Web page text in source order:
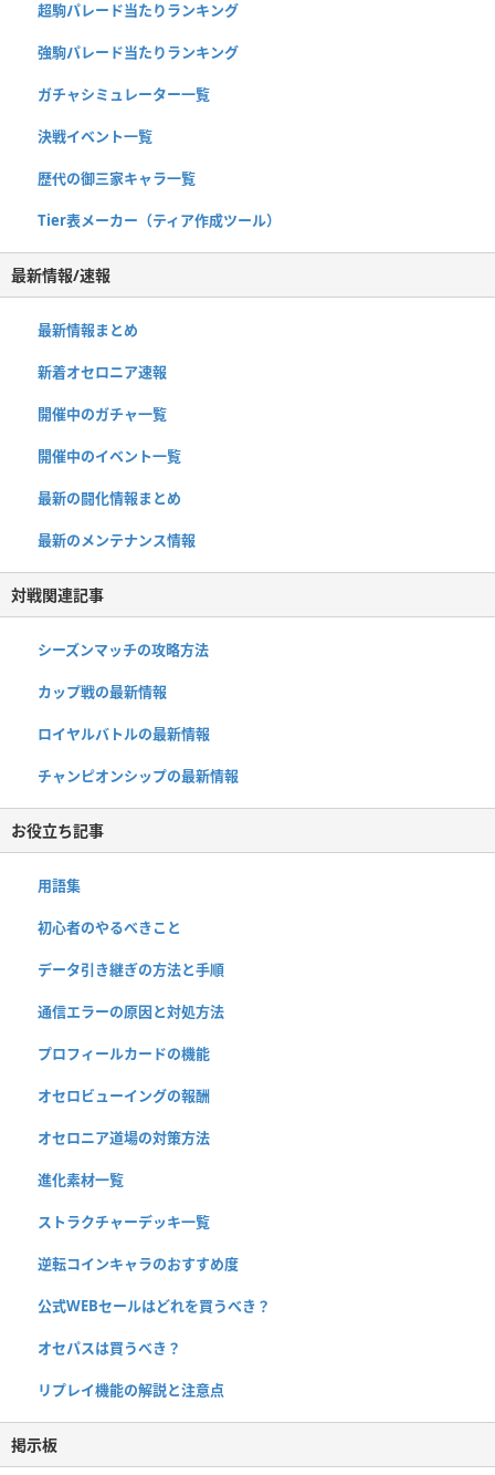
超駒パレード当たりランキング
強駒パレード当たりランキング
ガチャシミュレーター一覧
決戦イベント一覧
歴代の御三家キャラ一覧
Tier表メーカー（ティア作成ツール）
最新情報/速報
最新情報まとめ
新着オセロニア速報
開催中のガチャ一覧
開催中のイベント一覧
最新の闘化情報まとめ
最新のメンテナンス情報
対戦関連記事
シーズンマッチの攻略方法
カップ戦の最新情報
ロイヤルバトルの最新情報
チャンピオンシップの最新情報
お役立ち記事
用語集
初心者のやるべきこと
データ引き継ぎの方法と手順
通信エラーの原因と対処方法
プロフィールカードの機能
オセロビューイングの報酬
オセロニア道場の対策方法
進化素材一覧
ストラクチャーデッキ一覧
逆転コインキャラのおすすめ度
公式WEBセールはどれを買うべき？
オセパスは買うべき？
リプレイ機能の解説と注意点
掲示板